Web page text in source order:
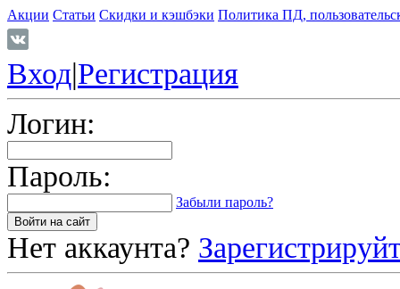
Акции Статьи Скидки и кэшбэки Политика ПД,
Вход|Регистрация
Логин:
Пароль:
Забыли пароль?
Нет аккаунта?